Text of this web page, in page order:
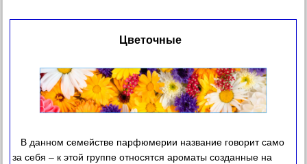
Цветочные
В данном семействе парфюмерии название говорит само
за себя – к этой группе относятся ароматы созданные на